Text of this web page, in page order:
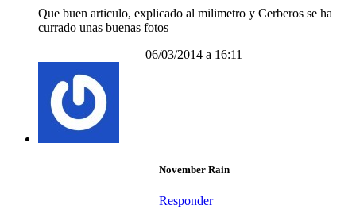
Que buen articulo, explicado al milimetro y Cerberos se ha
currado unas buenas fotos
06/03/2014 a 16:11
November Rain
Responder